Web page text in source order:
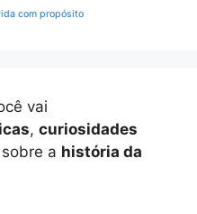
com propósito
vai
, curiosidades
a história da